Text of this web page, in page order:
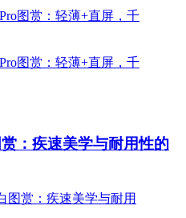
：疾速美学与耐用性的